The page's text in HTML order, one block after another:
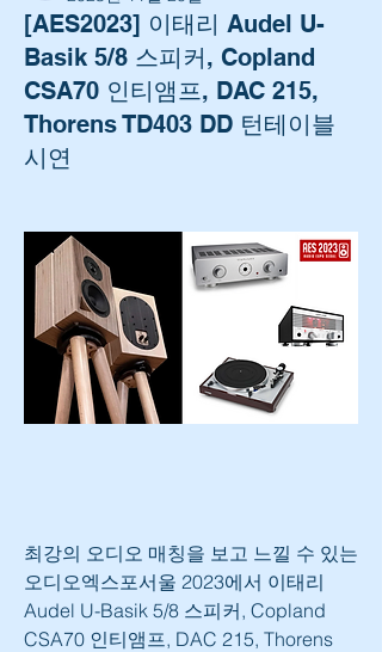
[AES2023] 이태리 Audel U-
Basik 5/8 스피커, Copland
CSA70 인티앰프, DAC 215,
Thorens TD403 DD 턴테이블
시연
최강의 오디오 매칭을 보고 느낄 수 있는
오디오엑스포서울 2023에서 이태리
Audel U-Basik 5/8 스피커, Copland
CSA70 인티앰프, DAC 215, Thorens